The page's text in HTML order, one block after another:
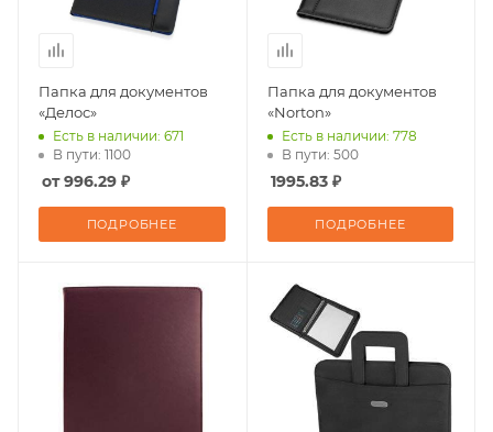
Папка для документов
«Делос»
Есть в наличии: 671
В пути: 1100
от 996.29 ₽
ПОДРОБНЕЕ
Папка для документов
«Norton»
Есть в наличии: 778
В пути: 500
1995.83 ₽
ПОДРОБНЕЕ